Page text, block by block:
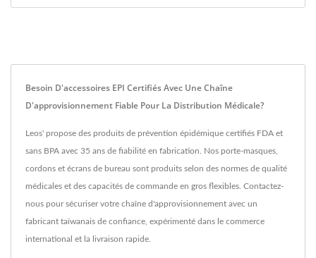
Besoin D'accessoires EPI Certifiés Avec Une Chaîne
D'approvisionnement Fiable Pour La Distribution Médicale?
Leos' propose des produits de prévention épidémique certifiés FDA et
sans BPA avec 35 ans de fiabilité en fabrication. Nos porte-masques,
cordons et écrans de bureau sont produits selon des normes de qualité
médicales et des capacités de commande en gros flexibles. Contactez-
nous pour sécuriser votre chaîne d'approvisionnement avec un
fabricant taïwanais de confiance, expérimenté dans le commerce
international et la livraison rapide.